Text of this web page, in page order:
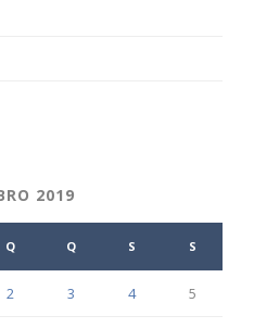
2019
Q Q S S
2 3 4 5